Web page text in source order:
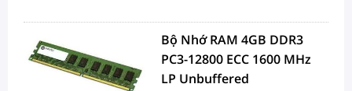
Bộ Nhớ RAM 4GB DDR3
PC3-12800 ECC 1600 MHz
LP Unbuffered